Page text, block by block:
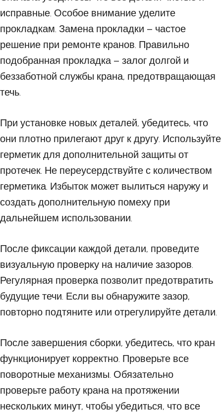
исправные. Особое внимание уделите
прокладкам. Замена прокладки – частое
решение при ремонте кранов. Правильно
подобранная прокладка – залог долгой и
беззаботной службы крана, предотвращающая
течь.
При установке новых деталей, убедитесь, что
они плотно прилегают друг к другу. Используйте
герметик для дополнительной защиты от
протечек. Не переусердствуйте с количеством
герметика. Избыток может вылиться наружу и
создать дополнительную помеху при
дальнейшем использовании.
После фиксации каждой детали, проведите
визуальную проверку на наличие зазоров.
Регулярная проверка позволит предотвратить
будущие течи. Если вы обнаружите зазор,
повторно подтяните или отрегулируйте детали.
После завершения сборки, убедитесь, что кран
функционирует корректно. Проверьте все
поворотные механизмы. Обязательно
проверьте работу крана на протяжении
нескольких минут, чтобы убедиться, что все